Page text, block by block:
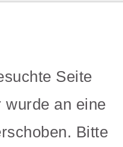
Seite
an eine
Bitte